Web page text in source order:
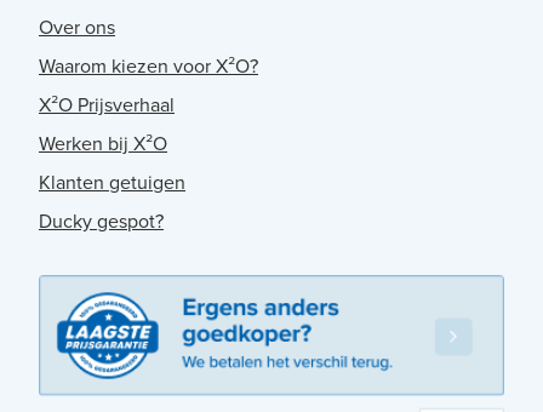
Over ons
Waarom kiezen voor X²O?
X²O Prijsverhaal
Werken bij X²O
Klanten getuigen
Ducky gespot?